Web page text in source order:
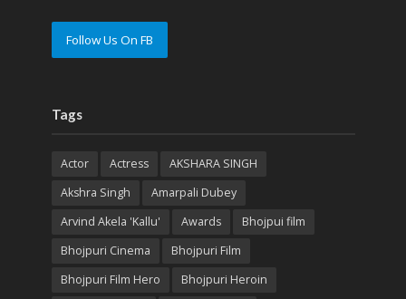
Follow Us On FB
Tags
Actor Actress
AKSHARA SINGH
Akshra Singh
Amarpali Dubey
Arvind Akela 'Kallu'
Awards
Bhojpui film
Bhojpuri Cinema
Bhojpuri Film
Bhojpuri Film Hero
Bhojpuri Heroin